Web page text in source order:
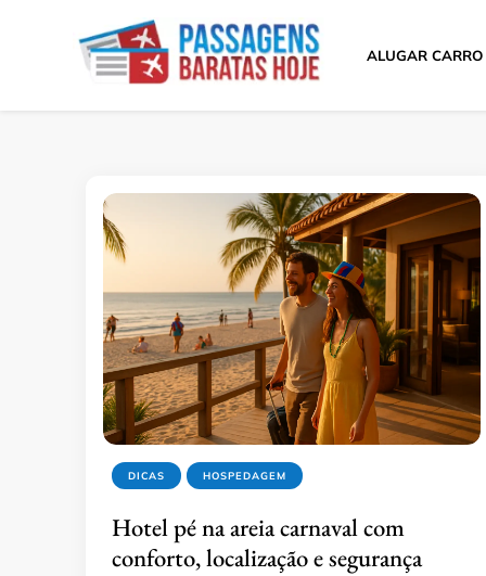
ALUGAR CARRO
DICAS HOSPEDAGEM
Hotel pé na areia carnaval com
conforto, localização e segurança